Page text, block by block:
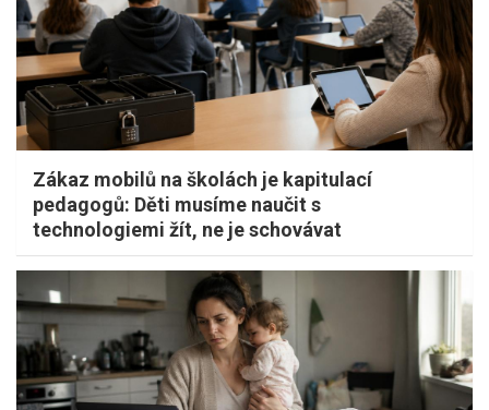
Zákaz mobilů na školách je kapitulací
pedagogů: Děti musíme naučit s
technologiemi žít, ne je schovávat